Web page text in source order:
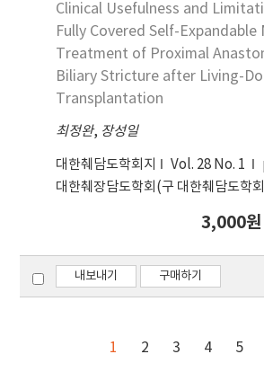
Clinical Usefulness and
Fully Covered Self-
Treatment of Proximal
Biliary Stricture after Living-
Transplantation
최정완, 장성일
대한췌담도학회지 Vol. 28 No. 1
대한췌장담도학회(구 대한췌담도학
3,000원
내보내기 구매하기
1 2 3 4 5